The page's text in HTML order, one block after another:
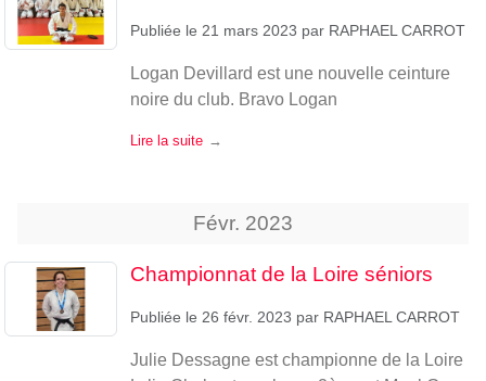
Publiée le 21 mars 2023 par RAPHAEL CARROT
Logan Devillard est une nouvelle ceinture
noire du club. Bravo Logan
Lire la suite
Févr. 2023
Championnat de la Loire séniors
Publiée le 26 févr. 2023 par RAPHAEL CARROT
Julie Dessagne est championne de la Loire